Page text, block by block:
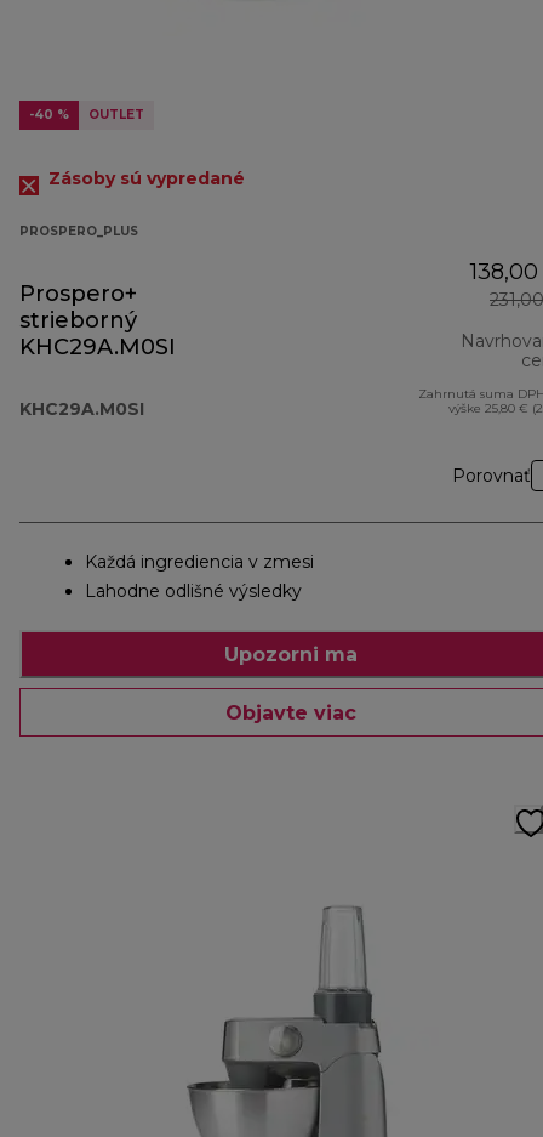
-40 % OUTLET
Zásoby sú vypredané
PROSPERO_PLUS
Prospero+
strieborný
KHC29A.M0SI
KHC29A.M0SI
Zahrnutá suma
výške 25,80 €
Porovnať
Každá ingrediencia v zmesi
Lahodne odlišné výsledky
Upozorni ma
Objavte viac